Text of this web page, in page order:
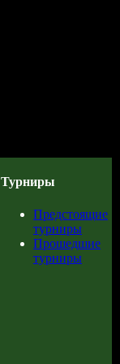
Турниры
Предстоящие
турниры
Прошедшие
турниры